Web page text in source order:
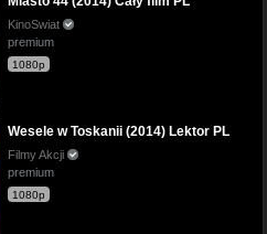
KinoSwiat
premium
1080p
Wesele w Toskanii (2014) Lektor PL
Filmy Akcji
premium
1080p